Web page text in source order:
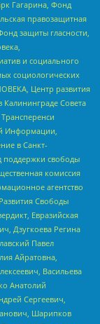
Гагарина, Фонд
правозащитная
защиты гласности,
и социального
социологических
Центр развития
Совета
Информации,
в Санкт-
поддержки свободы
комиссия
агентство
Свободы
Евразийская
Дзугкоева Регина
Павел
Айратовна,
Васильева
Анатолий
Сергеевич,
Шарипков